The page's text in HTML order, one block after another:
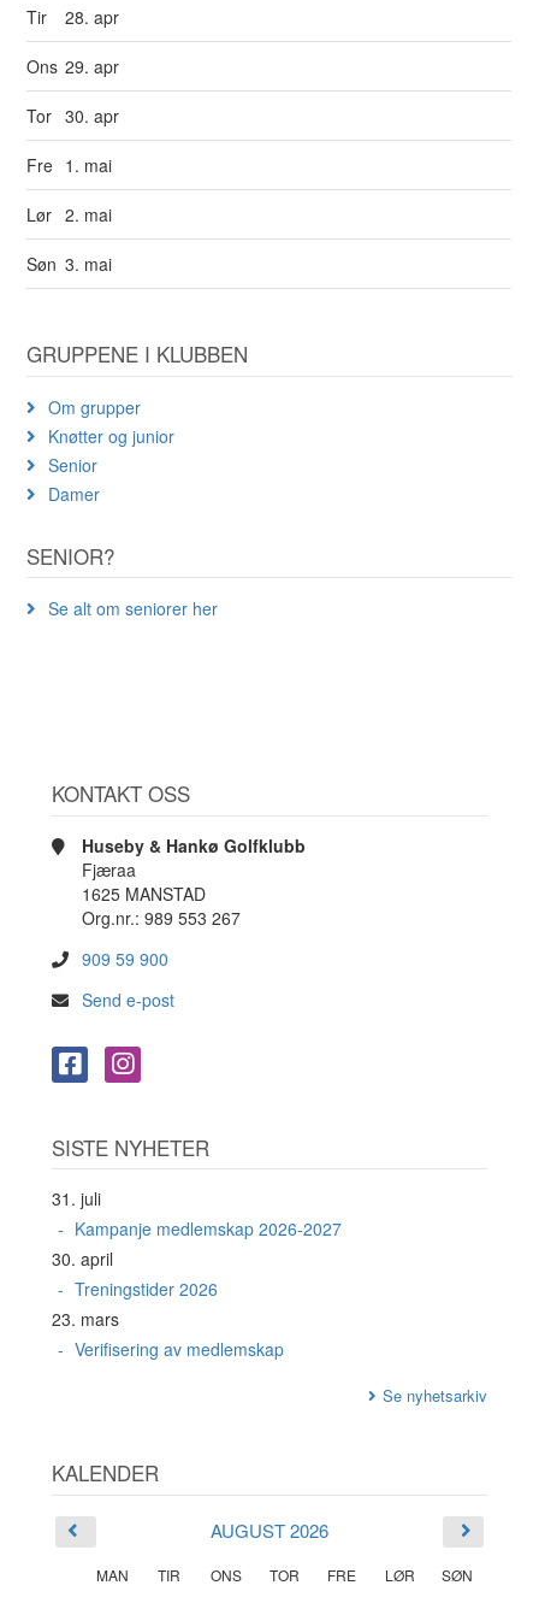
Tir 28. apr
Ons 29. apr
Tor 30. apr
Fre 1. mai
Lør 2. mai
Søn 3. mai
GRUPPENE I KLUBBEN
Om grupper
Knøtter og junior
Senior
Damer
SENIOR?
Se alt om seniorer her
KONTAKT OSS
Huseby & Hankø Golfklubb
Fjæraa
1625 MANSTAD
Org.nr.: 989 553 267
909 59 900
Send e-post
SISTE NYHETER
31. juli
Kampanje medlemskap 2026-2027
30. april
Treningstider 2026
23. mars
Verifisering av medlemskap
Se nyhetsarkiv
KALENDER
AUGUST 2026
MAN TIR ONS TOR FRE LØR SØN